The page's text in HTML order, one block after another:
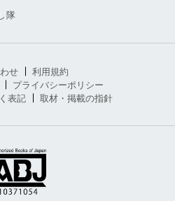
隊
せ
利用規約
プライバシーポリシー
表記
取材・掲載の指針